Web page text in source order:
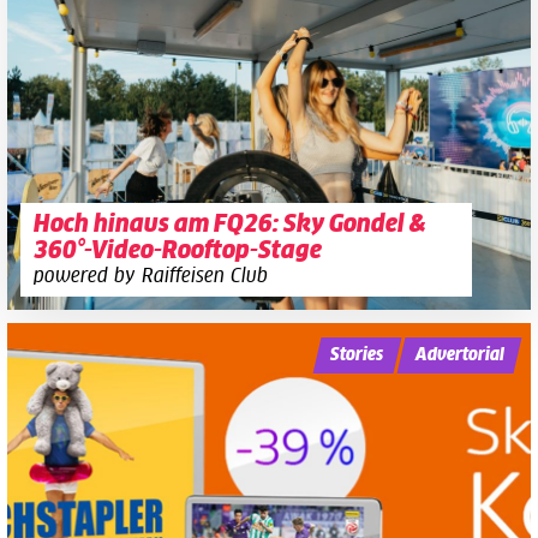
Hoch hinaus am FQ26: Sky Gondel &
360°-Video-Rooftop-Stage
powered by Raiffeisen Club
Stories Advertorial